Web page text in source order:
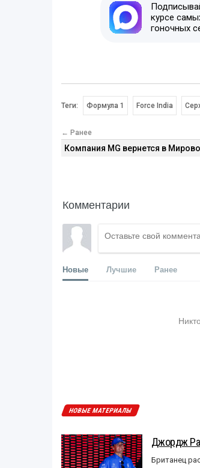
курсе
гоночных
Теги: Формула 1 Force India
← Ранее
Компания MG вернется в
Комментарии
Новые Лучшие Ранее
НОВЫЕ МАТЕРИАЛЫ
Джордж
Британец